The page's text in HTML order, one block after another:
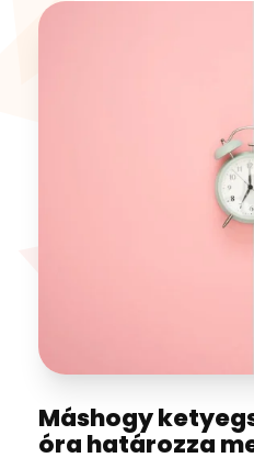
Máshogy
óra határozza